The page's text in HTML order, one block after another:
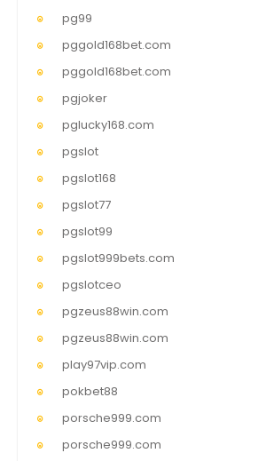
pg99
pggold168bet.com
pggold168bet.com
pgjoker
pglucky168.com
pgslot
pgslot168
pgslot77
pgslot99
pgslot999bets.com
pgslotceo
pgzeus88win.com
pgzeus88win.com
play97vip.com
pokbet88
porsche999.com
porsche999.com